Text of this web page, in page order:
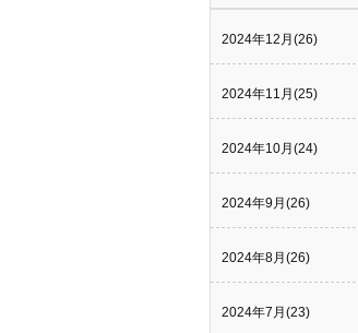
2024年12月(26)
2024年11月(25)
2024年10月(24)
2024年9月(26)
2024年8月(26)
2024年7月(23)